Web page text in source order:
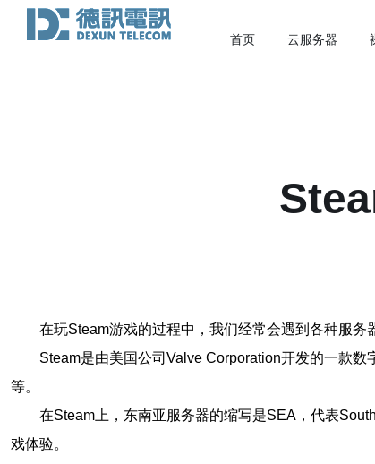
首页 云服务器
在玩Steam游戏的过程中，我们经常会遇到各种服
Steam是由美国公司Valve Corporation开发的一款
等。
在Steam上，东南亚服务器的缩写是SEA，代表
戏体验。